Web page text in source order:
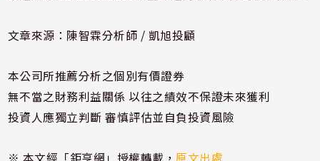
文章來源：陳智霖分析師 / 凱旭投顧
本公司所推薦分析之個別有價證券
無不當之財務利益關係 以往之績效不保證未來獲利
投資人應獨立判斷 審慎評估並自負投資風險